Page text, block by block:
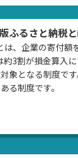
ふるさと納税
、企業の寄付額
約3割が損金算入
象となる制度で
る制度です。